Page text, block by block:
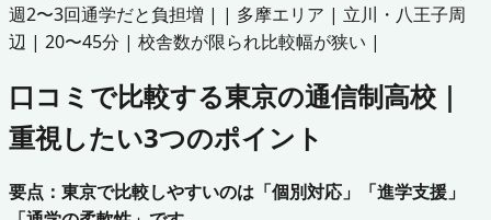
週2〜3回通学だと負担増 | | 多摩エリア | 立川・八王子周
辺 | 20〜45分 | 校舎数が限られ比較幅が狭い |
口コミで比較する東京の通信制高校｜
重視したい3つのポイント
要点：東京で比較しやすいのは「個別対応」「進学支援」